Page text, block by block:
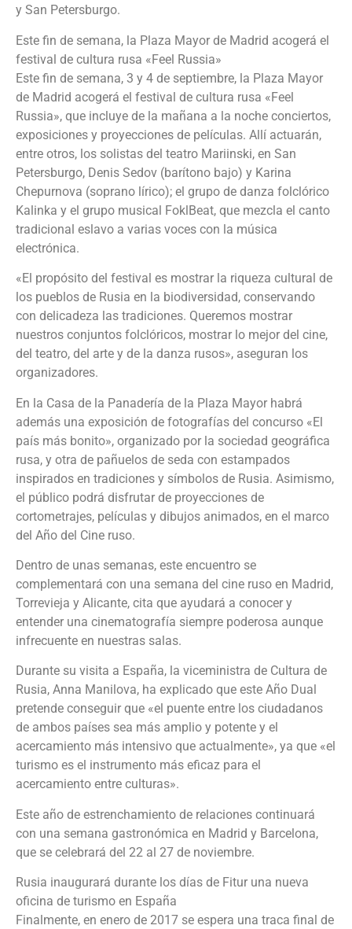
y San Petersburgo.
Este fin de semana, la Plaza Mayor de Madrid acogerá el
festival de cultura rusa «Feel Russia»
Este fin de semana, 3 y 4 de septiembre, la Plaza Mayor
de Madrid acogerá el festival de cultura rusa «Feel
Russia», que incluye de la mañana a la noche conciertos,
exposiciones y proyecciones de películas. Allí actuarán,
entre otros, los solistas del teatro Mariinski, en San
Petersburgo, Denis Sedov (barítono bajo) y Karina
Chepurnova (soprano lírico); el grupo de danza folclórico
Kalinka y el grupo musical FoklBeat, que mezcla el canto
tradicional eslavo a varias voces con la música
electrónica.
«El propósito del festival es mostrar la riqueza cultural de
los pueblos de Rusia en la biodiversidad, conservando
con delicadeza las tradiciones. Queremos mostrar
nuestros conjuntos folclóricos, mostrar lo mejor del cine,
del teatro, del arte y de la danza rusos», aseguran los
organizadores.
En la Casa de la Panadería de la Plaza Mayor habrá
además una exposición de fotografías del concurso «El
país más bonito», organizado por la sociedad geográfica
rusa, y otra de pañuelos de seda con estampados
inspirados en tradiciones y símbolos de Rusia. Asimismo,
el público podrá disfrutar de proyecciones de
cortometrajes, películas y dibujos animados, en el marco
del Año del Cine ruso.
Dentro de unas semanas, este encuentro se
complementará con una semana del cine ruso en Madrid,
Torrevieja y Alicante, cita que ayudará a conocer y
entender una cinematografía siempre poderosa aunque
infrecuente en nuestras salas.
Durante su visita a España, la viceministra de Cultura de
Rusia, Anna Manilova, ha explicado que este Año Dual
pretende conseguir que «el puente entre los ciudadanos
de ambos países sea más amplio y potente y el
acercamiento más intensivo que actualmente», ya que «el
turismo es el instrumento más eficaz para el
acercamiento entre culturas».
Este año de estrenchamiento de relaciones continuará
con una semana gastronómica en Madrid y Barcelona,
que se celebrará del 22 al 27 de noviembre.
Rusia inaugurará durante los días de Fitur una nueva
oficina de turismo en España
Finalmente, en enero de 2017 se espera una traca final de